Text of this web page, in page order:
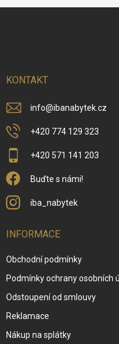
KONTAKT
info@ibanabytek.cz
+420 774 129 323
+420 571 141 203
Buďte s námi!
iba_nabytek
INFORMACE
Obchodní podmínky
Podmínky ochrany osobních
Odstoupení od smlouvy
Reklamace
Nákup na splátky